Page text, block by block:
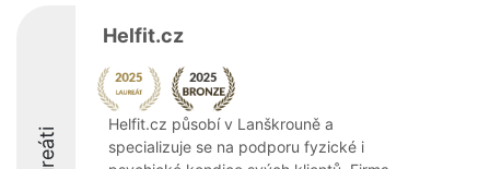
Helfit.cz
Helfit.cz působí v Lanškrouně a
specializuje se na podporu fyzické i